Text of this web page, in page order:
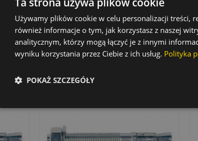
Cena
101,00 zł
Dodaj do koszyka
Używamy plików cookie w celu personalizacji treści,
również informacje o tym, jak korzystasz z naszej
analitycznym, którzy mogą łączyć je z innymi
wyniku korzystania przez Ciebie z ich usług. Polityka
POKAŻ SZCZEGÓŁY